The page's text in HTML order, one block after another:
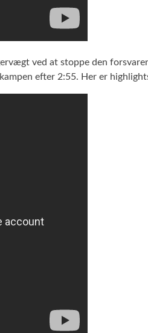
ved at stoppe den
efter 2:55. Her er